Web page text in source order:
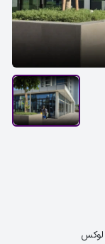
لوکس